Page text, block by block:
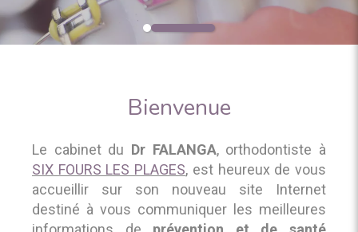
Bienvenue
Le cabinet du Dr FALANGA, orthodontiste à
SIX FOURS LES PLAGES, est heureux de vous
accueillir sur son nouveau site Internet
destiné à vous communiquer les meilleures